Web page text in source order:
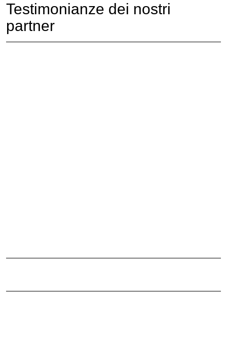
Testimonianze dei nostri
partner